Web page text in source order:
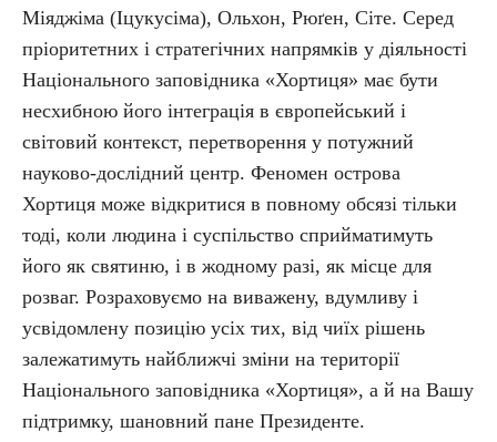
Міяджіма (Іцукусіма), Ольхон, Рюґен, Сіте. Серед
пріоритетних і стратегічних напрямків у діяльності
Національного заповідника «Хортиця» має бути
несхибною його інтеграція в європейський і
світовий контекст, перетворення у потужний
науково-дослідний центр. Феномен острова
Хортиця може відкритися в повному обсязі тільки
тоді, коли людина і суспільство сприйматимуть
його як святиню, і в жодному разі, як місце для
розваг. Розраховуємо на виважену, вдумливу і
усвідомлену позицію усіх тих, від чиїх рішень
залежатимуть найближчі зміни на території
Національного заповідника «Хортиця», а й на Вашу
підтримку, шановний пане Президенте.